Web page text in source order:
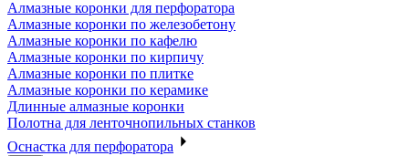
Алмазные коронки для перфоратора
Алмазные коронки по железобетону
Алмазные коронки по кафелю
Алмазные коронки по кирпичу
Алмазные коронки по плитке
Алмазные коронки по керамике
Длинные алмазные коронки
Полотна для ленточнопильных станков
Оснастка для перфоратора